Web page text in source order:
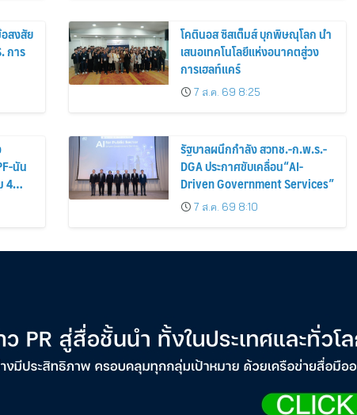
สงสัย
การ
โคตินอส ซิสเต็มส์ บุกพิษณุโลก นำ
เสนอเทคโนโลยีแห่งอนาคตสู่วง
การเฮลท์แคร์
7 ส.ค. 69 8:25
นัน
4
รัฐบาลผนึกกำลัง สวทช.-ก.พ.ร.-
DGA ประกาศขับเคลื่อน“AI-
Driven Government Services”
7 ส.ค. 69 8:10